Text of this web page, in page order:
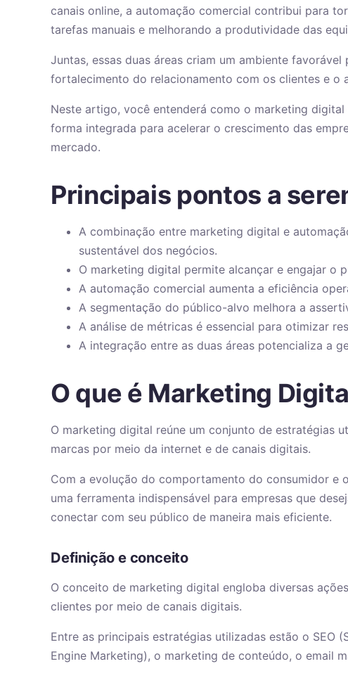
canais online, a automação comercial contribui para
tarefas manuais e melhorando a produtividade das
Juntas, essas duas áreas criam um ambiente
fortalecimento do relacionamento com os clientes e o
Neste artigo, você entenderá como o marketing
forma integrada para acelerar o crescimento das
mercado.
Principais pontos a
A combinação entre marketing digital e
sustentável dos negócios.
O marketing digital permite alcançar e engajar o
A automação comercial aumenta a eficiência
A segmentação do público-alvo melhora a
A análise de métricas é essencial para otimizar
A integração entre as duas áreas potencializa a
O que é Marketing
O marketing digital reúne um conjunto de estratégias
marcas por meio da internet e de canais digitais.
Com a evolução do comportamento do consumidor e
uma ferramenta indispensável para empresas que
conectar com seu público de maneira mais eficiente.
Definição e conceito
O conceito de marketing digital engloba diversas
clientes por meio de canais digitais.
Entre as principais estratégias utilizadas estão o SEO
Engine Marketing), o marketing de conteúdo, o email